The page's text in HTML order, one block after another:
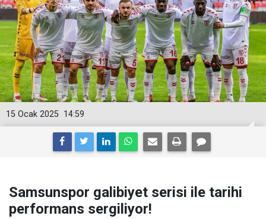
14:59
15 Ocak 2025
Samsunspor galibiyet serisi ile tarihi
performans sergiliyor!